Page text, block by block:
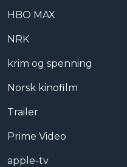
HBO MAX
NRK
krim og spenning
Norsk kinofilm
Trailer
Prime Video
apple-tv